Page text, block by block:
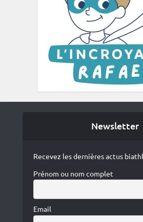
Newsletter
Recevez les dernières actus
Prénom ou nom complet
Email